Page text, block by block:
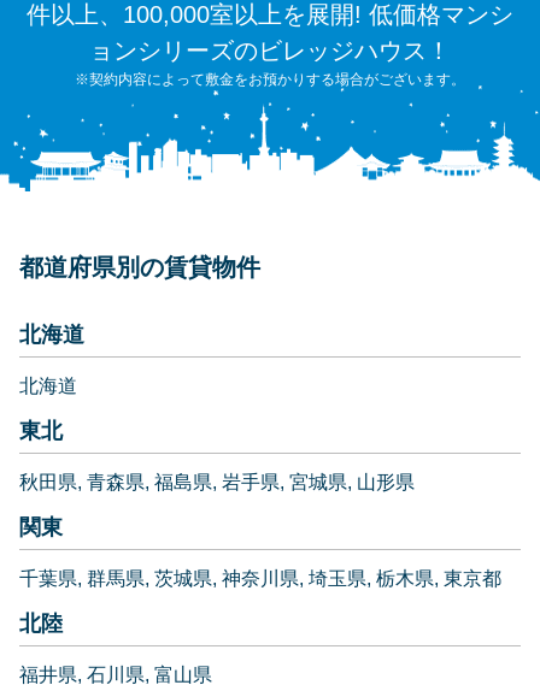
件以上、100,000室以上を展開! 低価格マンシ
ョンシリーズのビレッジハウス！
※契約内容によって敷金をお預かりする場合がございます。
都道府県別の賃貸物件
北海道
北海道
東北
秋田県 青森県 福島県 岩手県 宮城県 山形県
関東
千葉県 群馬県 茨城県 神奈川県 埼玉県 栃木県 東京都
北陸
福井県 石川県 富山県